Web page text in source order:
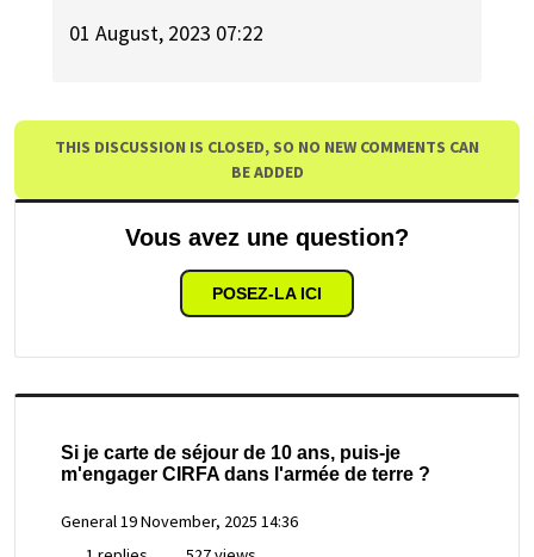
01 August, 2023 07:22
THIS DISCUSSION IS CLOSED, SO NO NEW COMMENTS CAN
BE ADDED
Vous avez une question?
POSEZ-LA ICI
Si je carte de séjour de 10 ans, puis-je
m'engager CIRFA dans l'armée de terre ?
General19 November, 2025 14:36